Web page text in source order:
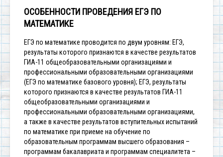
ОСОБЕННОСТИ ПРОВЕДЕНИЯ ЕГЭ ПО
МАТЕМАТИКЕ
ЕГЭ по математике проводится по двум уровням: ЕГЭ,
результаты которого признаются в качестве результатов
ГИА-11 общеобразовательными организациями и
профессиональными образовательными организациями
(ЕГЭ по математике базового уровня); ЕГЭ, результаты
которого признаются в качестве результатов ГИА-11
общеобразовательными организациями и
профессиональными образовательными организациями,
а также в качестве результатов вступительных испытаний
по математике при приеме на обучение по
образовательным программам высшего образования –
программам бакалавриата и программам специалитета –